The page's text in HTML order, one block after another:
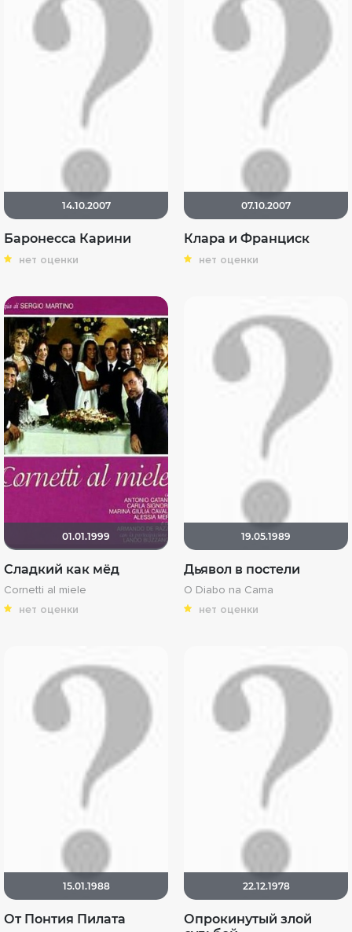
14.10.2007
Баронесса Карини
нет оценки
07.10.2007
Клара и Франциск
нет оценки
01.01.1999
Сладкий как мёд
Cornetti al miele
нет оценки
19.05.1989
Дьявол в постели
O Diabo na Cama
нет оценки
15.01.1988
От Понтия Пилата
22.12.1978
Опрокинутый злой